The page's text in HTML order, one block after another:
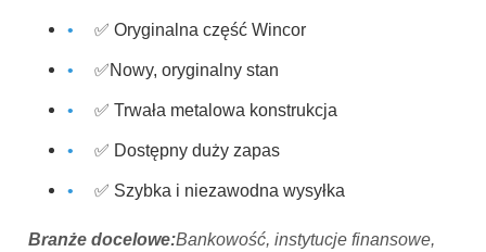
✅ Oryginalna część Wincor
✅Nowy, oryginalny stan
✅ Trwała metalowa konstrukcja
✅ Dostępny duży zapas
✅ Szybka i niezawodna wysyłka
Branże docelowe:Bankowość, instytucje finansowe,